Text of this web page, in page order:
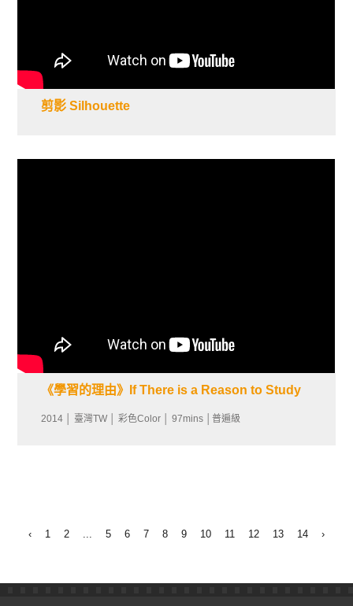
剪影 Silhouette
《學習的理由》If There is a Reason to Study
2014 │ 臺灣TW │ 彩色Color │ 97mins │普遍級
‹ 1 2 5 6 7 8 9 10 11 12 13 14 ›